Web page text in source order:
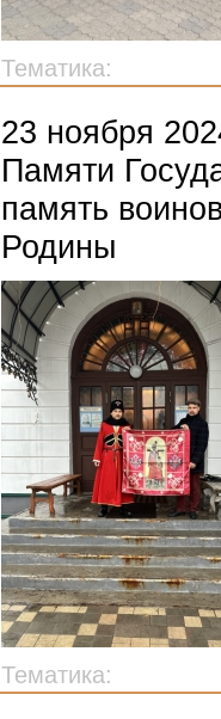
Тематика:
23 ноября
Памяти
память
Родины
Тематика: